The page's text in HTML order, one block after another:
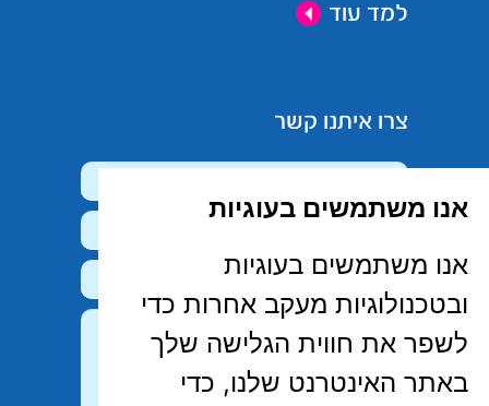
אנו משתמשים בעוגיות
אנו משתמשים בעוגיות
ובטכנולוגיות מעקב אחרות כדי
לשפר את חווית הגלישה שלך
באתר האינטרנט שלנו, כדי
למד עוד
צרו איתנו קשר